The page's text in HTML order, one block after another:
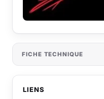
FICHE TECHNIQUE
LIENS